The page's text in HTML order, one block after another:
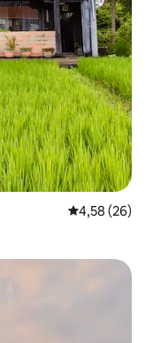
Gemiddelde
4,58 (26)